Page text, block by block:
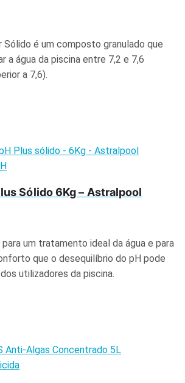
Sólido é um composto granulado que
a água da piscina entre 7,2 e 7,6
a 7,6).
Sólido 6Kg – Astralpool
um tratamento ideal da água e para
que o desequilíbrio do pH pode
utilizadores da piscina.